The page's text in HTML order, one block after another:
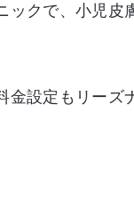
クで、小児皮
設定もリーズ